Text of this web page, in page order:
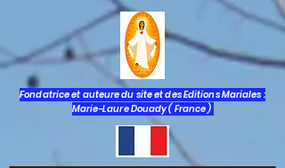
Fondatrice et auteure du site et des Editions Mariales :
Marie-Laure Douady ( France )